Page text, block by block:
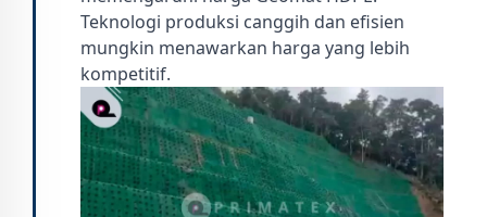
Teknologi produksi canggih dan efisien
mungkin menawarkan harga yang lebih
kompetitif.